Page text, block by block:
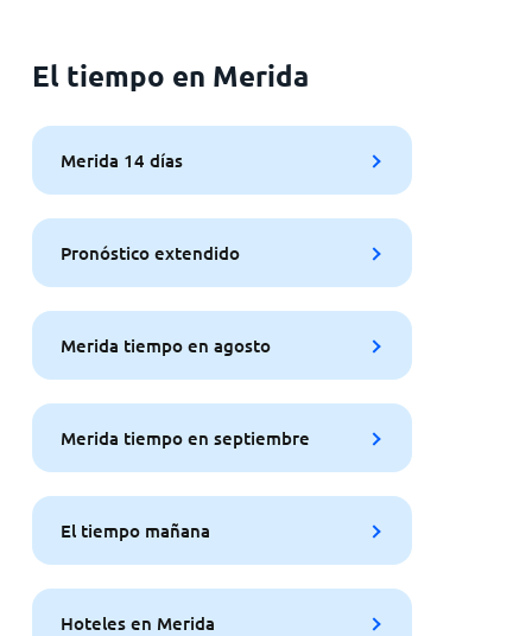
El tiempo en Merida
Merida 14 días
Pronóstico extendido
Merida tiempo en agosto
Merida tiempo en septiembre
El tiempo mañana
Hoteles en Merida